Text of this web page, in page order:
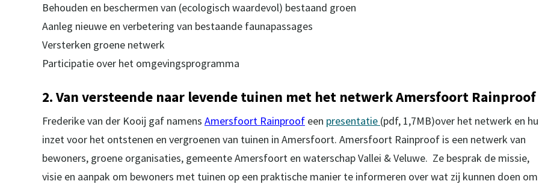
Behouden en beschermen van (ecologisch waardevol) bestaand groen
Aanleg nieuwe en verbetering van bestaande faunapassages
Versterken groene netwerk
Participatie over het omgevingsprogramma
2. Van versteende naar levende tuinen met het netwerk Amersfoort Rainproof
Frederike van der Kooij gaf namens Amersfoort Rainproof een presentatie (pdf, 1,7MB)over het netwerk en
inzet voor het ontstenen en vergroenen van tuinen in Amersfoort. Amersfoort Rainproof is een netwerk van
bewoners, groene organisaties, gemeente Amersfoort en waterschap Vallei & Veluwe. Ze besprak de missie,
visie en aanpak om bewoners met tuinen op een praktische manier te informeren over wat zij kunnen doen om